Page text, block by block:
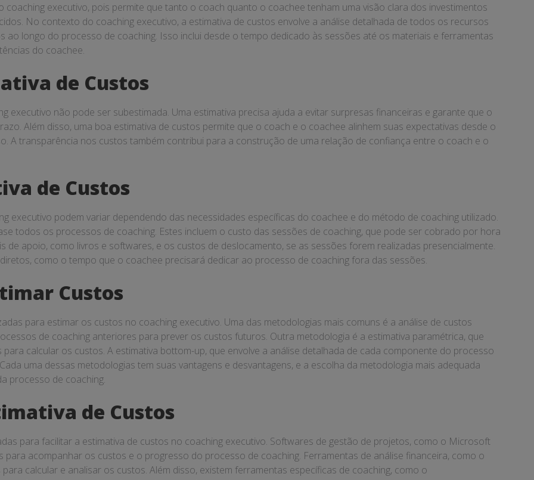
coaching executivo, pois permite que tanto o coach quanto o coachee tenham uma visão clara dos investimentos
No contexto do coaching executivo, a estimativa de custos envolve a análise detalhada de todos os recursos
ao longo do processo de coaching. Isso inclui desde o tempo dedicado às sessões até os materiais e ferramentas
do coachee.
de Custos
executivo não pode ser subestimada. Uma estimativa precisa ajuda a evitar surpresas financeiras e garante que o
Além disso, uma boa estimativa de custos permite que o coach e o coachee alinhem suas expectativas desde o
A transparência nos custos também contribui para a construção de uma relação de confiança entre o coach e o
de Custos
executivo podem variar dependendo das necessidades específicas do coachee e do método de coaching utilizado.
todos os processos de coaching. Estes incluem o custo das sessões de coaching, que pode ser cobrado por hora
de apoio, como livros e softwares, e os custos de deslocamento, se as sessões forem realizadas presencialmente.
como o tempo que o coachee precisará dedicar ao processo de coaching fora das sessões.
Custos
para estimar os custos no coaching executivo. Uma das metodologias mais comuns é a análise de custos
de coaching anteriores para prever os custos futuros. Outra metodologia é a estimativa paramétrica, que
calcular os custos. A estimativa bottom-up, que envolve a análise detalhada de cada componente do processo
uma dessas metodologias tem suas vantagens e desvantagens, e a escolha da metodologia mais adequada
processo de coaching.
de Custos
para facilitar a estimativa de custos no coaching executivo. Softwares de gestão de projetos, como o Microsoft
para acompanhar os custos e o progresso do processo de coaching. Ferramentas de análise financeira, como o
calcular e analisar os custos. Além disso, existem ferramentas específicas de coaching, como o